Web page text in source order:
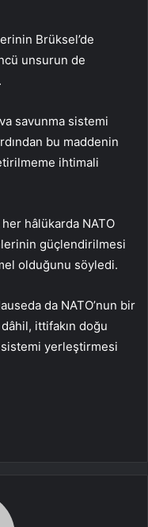
Brüksel’de
unsurun de
savunma sistemi
bu maddenin
ihtimali
hâlükarda NATO
güçlendirilmesi
olduğunu söyledi.
da NATO’nun bir
ittifakın doğu
sistemi yerleştirmesi